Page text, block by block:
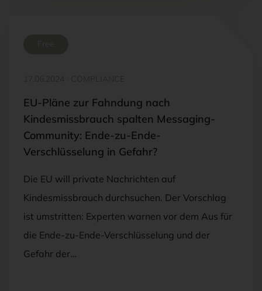
EU-Pläne zur Fahndung nach
Kindesmissbrauch spalten Messaging-
Community: Ende-zu-Ende-
Verschlüsselung in Gefahr?
Die EU will private Nachrichten auf
Kindesmissbrauch durchsuchen. Der Vorschlag
ist umstritten: Experten warnen vor dem Aus für
die Ende-zu-Ende-Verschlüsselung und der
Gefahr der…